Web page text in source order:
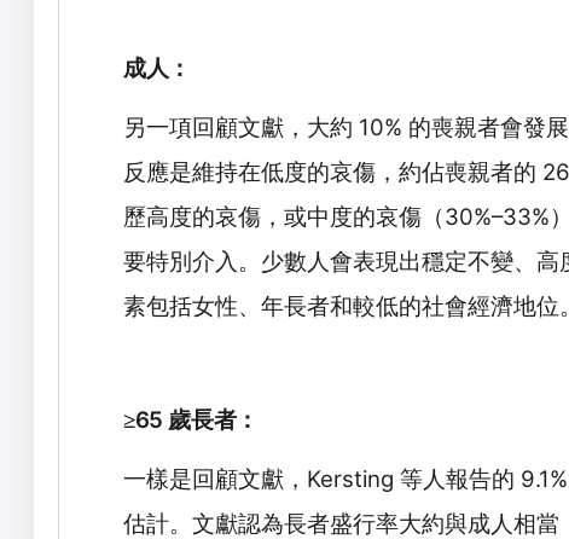
成人：
另一項回顧文獻，大約 10% 的喪親者會發
反應是維持在低度的哀傷，約佔喪親者的
歷高度的哀傷，或中度的哀傷（30%–33%
要特別介入。少數人會表現出穩定不變、
素包括女性、年長者和較低的社會經濟地位。
≥65 歲長者：
一樣是回顧文獻， Kersting 等人報告的 9.1%
估計。文獻認為長者盛行率大約與成人相當